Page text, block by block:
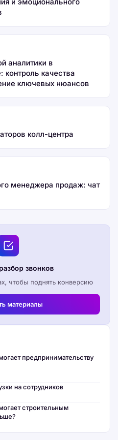
аналитики в
контроль качества
ключевых нюансов
колл-центра
менеджера продаж: чат
звонков
чтобы поднять конверсию
материалы
предпринимательству
на сотрудников
строительным